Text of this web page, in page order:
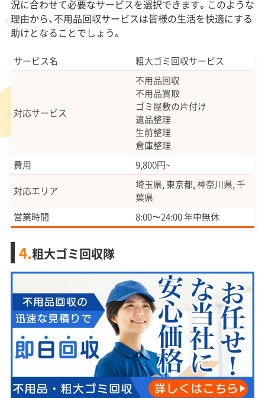
況に合わせて必要なサービスを選択できます。このような
理由から、不用品回収サービスは皆様の生活を快適にする
助けとなることでしょう。
サービス名 粗大ゴミ回収サービス
対応サービス
不用品回収
不用品買取
ゴミ屋敷の片付け
遺品整理
生前整理
倉庫整理
費用
9,800円~
対応エリア
埼玉県, 東京都, 神奈川県, 千
葉県
営業時間
8:00〜24:00 年中無休
4.粗大ゴミ回収隊